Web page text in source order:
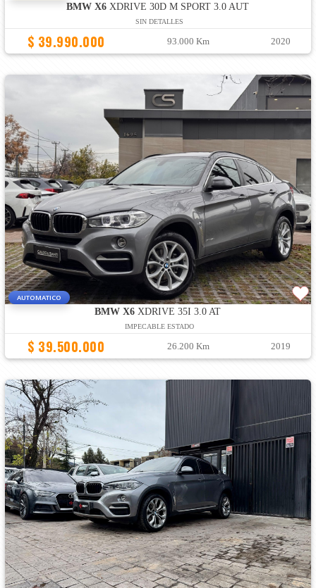
BMW X6 XDRIVE 30D M SPORT 3.0 AUT
SIN DETALLES
$ 39.990.000 93.000 Km 2020
AUTOMATICO
BMW X6 XDRIVE 35I 3.0 AT
IMPECABLE ESTADO
$ 39.500.000 26.200 Km 2019